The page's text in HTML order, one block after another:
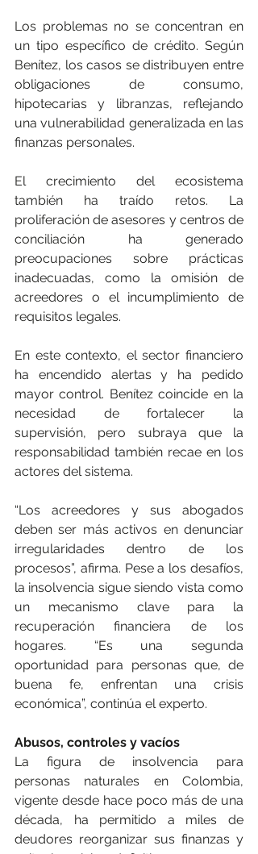
Los problemas no se concentran en
un tipo específico de crédito. Según
Benítez, los casos se distribuyen entre
obligaciones de consumo,
hipotecarias y libranzas, reflejando
una vulnerabilidad generalizada en las
finanzas personales.
El crecimiento del ecosistema
también ha traído retos. La
proliferación de asesores y centros de
conciliación ha generado
preocupaciones sobre prácticas
inadecuadas, como la omisión de
acreedores o el incumplimiento de
requisitos legales.
En este contexto, el sector financiero
ha encendido alertas y ha pedido
mayor control. Benítez coincide en la
necesidad de fortalecer la
supervisión, pero subraya que la
responsabilidad también recae en los
actores del sistema.
“Los acreedores y sus abogados
deben ser más activos en denunciar
irregularidades dentro de los
procesos”, afirma. Pese a los desafíos,
la insolvencia sigue siendo vista como
un mecanismo clave para la
recuperación financiera de los
hogares. “Es una segunda
oportunidad para personas que, de
buena fe, enfrentan una crisis
económica”, continúa el experto.
Abusos, controles y vacíos
La figura de insolvencia para
personas naturales en Colombia,
vigente desde hace poco más de una
década, ha permitido a miles de
deudores reorganizar sus finanzas y